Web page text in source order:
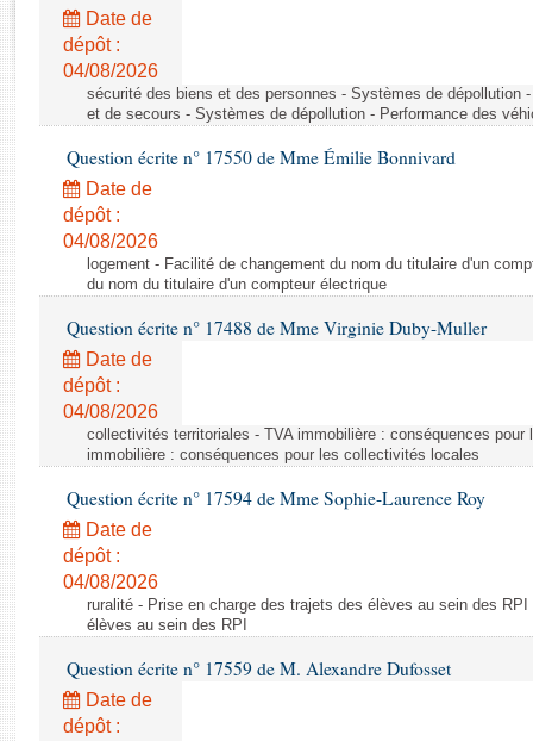
Rapports législatifs
Rapports sur l'application des lois
Baromètre de l’application des lois
Dossiers législatifs
Budget et sécurité sociale
Questions écrites et orales
Comptes rendus des débats
Date de
dépôt :
04/08/2026
sécurité des biens et des personnes - Systèmes de dépollution
et de secours - Systèmes de dépollution - Performance des
Question écrite n° 17550 de Mme Émilie Bonnivard
Date de
dépôt :
04/08/2026
logement - Facilité de changement du nom du titulaire d'un
du nom du titulaire d'un compteur électrique
Question écrite n° 17488 de Mme Virginie Duby-Muller
Date de
dépôt :
04/08/2026
collectivités territoriales - TVA immobilière : conséquences
immobilière : conséquences pour les collectivités locales
Question écrite n° 17594 de Mme Sophie-Laurence Roy
Date de
dépôt :
04/08/2026
ruralité - Prise en charge des trajets des élèves au sein des
élèves au sein des RPI
Question écrite n° 17559 de M. Alexandre Dufosset
Date de
dépôt :